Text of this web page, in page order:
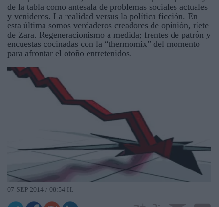
de la tabla como antesala de problemas sociales actuales
y venideros. La realidad versus la política ficción. En
esta última somos verdaderos creadores de opinión, ríete
de Zara. Regeneracionismo a medida; frentes de patrón y
encuestas cocinadas con la “thermomix” del momento
para afrontar el otoño entretenidos.
07 SEP 2014 / 08:54 H.